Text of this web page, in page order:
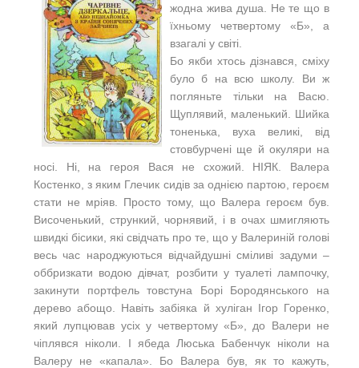
жодна жива душа. Не те що в
їхньому четвертому «Б», а
взагалі у світі.
Бо якби хтось дізнався, сміху
було б на всю школу. Ви ж
погляньте тільки на Васю.
Щуплявий, маленький. Шийка
тоненька, вуха великі, від
стовбурчені ще й окуляри на
носі. Ні, на героя Вася не схожий. НІЯК. Валера
Костенко, з яким Глечик сидів за однією партою, героєм
стати не мріяв. Просто тому, що Валера героєм був.
Височенький, стрункий, чорнявий, і в очах шмигляють
швидкі бісики, які свідчать про те, що у Валериній голові
весь час народжуються відчайдушні сміливі задуми –
оббризкати водою дівчат, розбити у туалеті лампочку,
закинути портфель товстуна Борі Бородянського на
дерево абощо. Навіть забіяка й хуліган Ігор Горенко,
який лупцював усіх у четвертому «Б», до Валери не
чіплявся ніколи. І ябеда Люська Бабенчук ніколи на
Валеру не «капала». Бо Валера був, як то кажуть,